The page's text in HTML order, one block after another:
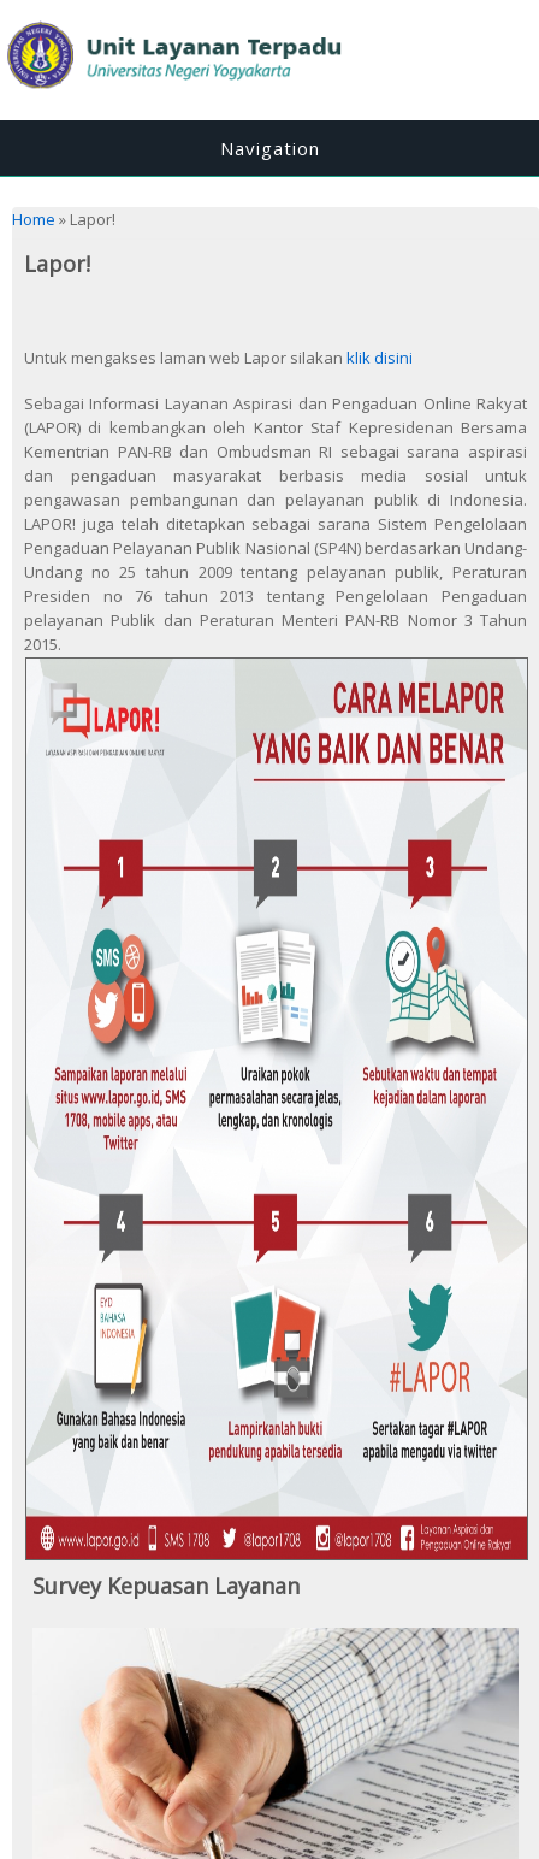
Navigation
You are here
Home » Lapor!
Lapor!
Untuk mengakses laman web Lapor silakan klik disini
Sebagai Informasi Layanan Aspirasi dan Pengaduan Online Rakyat
(LAPOR) di kembangkan oleh Kantor Staf Kepresidenan Bersama
Kementrian PAN-RB dan Ombudsman RI sebagai sarana aspirasi
dan pengaduan masyarakat berbasis media sosial untuk
pengawasan pembangunan dan pelayanan publik di Indonesia.
LAPOR! juga telah ditetapkan sebagai sarana Sistem Pengelolaan
Pengaduan Pelayanan Publik Nasional (SP4N) berdasarkan Undang-
Undang no 25 tahun 2009 tentang pelayanan publik, Peraturan
Presiden no 76 tahun 2013 tentang Pengelolaan Pengaduan
pelayanan Publik dan Peraturan Menteri PAN-RB Nomor 3 Tahun
2015.
Survey Kepuasan Layanan